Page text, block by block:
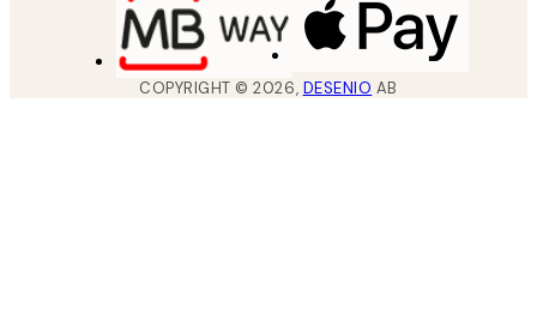
COPYRIGHT ©2026, DESENIO AB